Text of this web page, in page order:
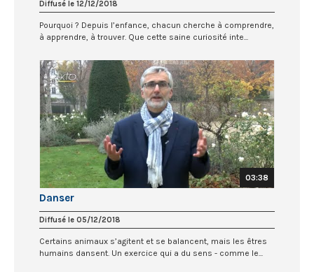
Diffusé le 12/12/2018
Pourquoi ? Depuis l’enfance, chacun cherche à comprendre,
à apprendre, à trouver. Que cette saine curiosité inte...
03:38
Danser
Diffusé le 05/12/2018
Certains animaux s’agitent et se balancent, mais les êtres
humains dansent. Un exercice qui a du sens - comme le...